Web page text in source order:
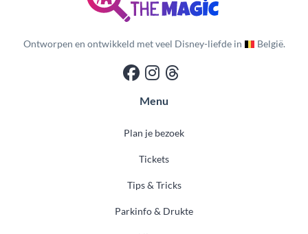
Ontworpen en ontwikkeld met veel Disney-liefde in België.
Menu
Plan je bezoek
Tickets
Tips & Tricks
Parkinfo & Drukte